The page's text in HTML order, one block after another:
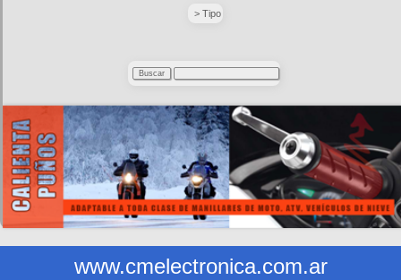
> Tipo
www.cmelectronica.com.ar